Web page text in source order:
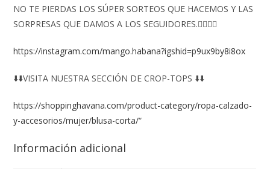
NO TE PIERDAS LOS SÚPER SORTEOS QUE HACEMOS Y LAS
SORPRESAS QUE DAMOS A LOS SEGUIDORES.👇🏻👇🏻
https://instagram.com/mango.habana?igshid=p9ux9by8i8ox
⬇️⬇️VISITA NUESTRA SECCIÓN DE CROP-TOPS ⬇️⬇️
https://shoppinghavana.com/product-category/ropa-calzado-
y-accesorios/mujer/blusa-corta/“
Información adicional